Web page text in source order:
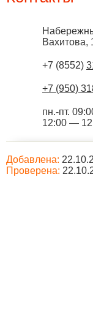
Вахитова,
+7 (8552)
+7 (950)
пн.-пт.
12:00 —
Добавлена:
Проверена: